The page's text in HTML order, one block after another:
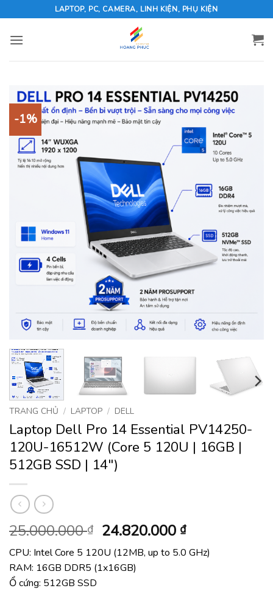
to
content
LAPTOP, PC, CAMERA, LINH KIỆN, PHỤ KIỆN
-1%
TRANG CHỦ / LAPTOP / DELL
Laptop Dell Pro 14 Essential PV14250-
120U-16512W (Core 5 120U | 16GB |
512GB SSD | 14″)
25.000.000₫ Giá
gốc
là:
25.000.000 ₫.
24.820.000 ₫Giá
hiện
tại
CPU: Intel Core 5 120U (12MB, up to 5.0 GHz)
RAM: 16GB DDR5 (1x16GB)
Ổ cứng: 512GB SSD